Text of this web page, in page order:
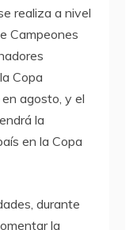
realiza a nivel
Campeones
Copa
agosto, y el
la
en la Copa
durante
la